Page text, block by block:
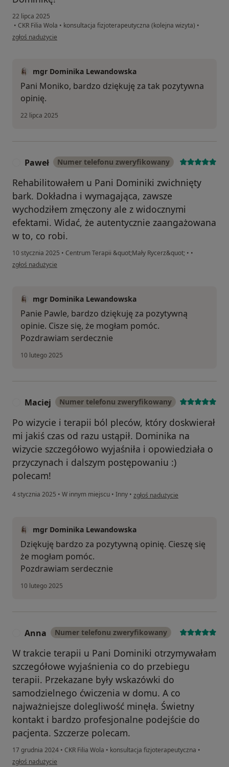
22 lipca 2025
• CKR Filia Wola • konsultacja fizjoterapeutyczna (kolejna wizyta) •
w opinii użytkownika Monika
zgłoś nadużycie
mgr Dominika Lewandowska
Pani Moniko, bardzo dziękuję za tak pozytywna
opinię.
22 lipca 2025
Paweł Numer telefonu zweryfikowany
Rehabilitowałem u Pani Dominiki zwichnięty
bark. Dokładna i wymagająca, zawsze
wychodziłem zmęczony ale z widocznymi
efektami. Widać, że autentycznie zaangażowana
w to, co robi.
10 stycznia 2025 • Centrum Terapii &quot;Mały Rycerz&quot; • •
w opinii użytkownika Paweł
zgłoś nadużycie
mgr Dominika Lewandowska
Panie Pawle, bardzo dziękuję za pozytywną
opinie. Cisze się, że mogłam pomóc.
Pozdrawiam serdecznie
10 lutego 2025
Maciej Numer telefonu zweryfikowany
Po wizycie i terapii ból pleców, który doskwierał
mi jakiś czas od razu ustąpił. Dominika na
wizycie szczegółowo wyjaśniła i opowiedziała o
przyczynach i dalszym postępowaniu :)
polecam!
4 stycznia 2025 • W innym miejscu • Inny • w opinii użytkownika Maciej
zgłoś nadużycie
mgr Dominika Lewandowska
Dziękuję bardzo za pozytywną opinię. Cieszę się
że mogłam pomóc.
Pozdrawiam serdecznie
10 lutego 2025
Anna Numer telefonu zweryfikowany
W trakcie terapii u Pani Dominiki otrzymywałam
szczegółowe wyjaśnienia co do przebiegu
terapii. Przekazane były wskazówki do
samodzielnego ćwiczenia w domu. A co
najważniejsze dolegliwość minęła. Świetny
kontakt i bardzo profesjonalne podejście do
pacjenta. Szczerze polecam.
17 grudnia 2024 • CKR Filia Wola • konsultacja fizjoterapeutyczna •
w opinii użytkownika Anna
zgłoś nadużycie